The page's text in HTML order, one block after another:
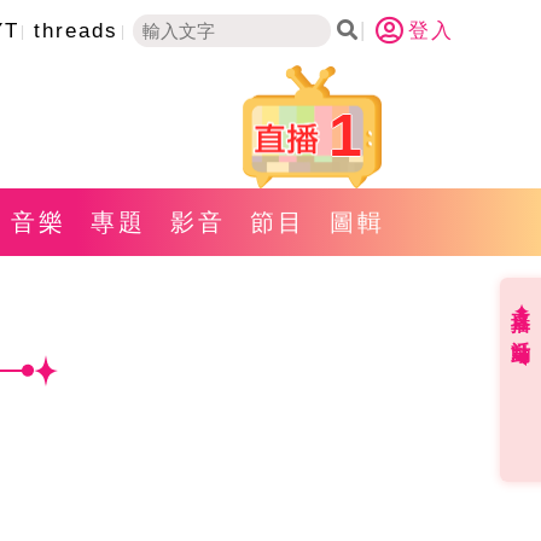
threads 登入
1
音樂 專題 影音 節目 圖輯
直播✦活動